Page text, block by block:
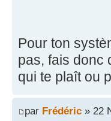
Pour ton
pas, fais donc
qui te plaît ou
par Frédéric » 22